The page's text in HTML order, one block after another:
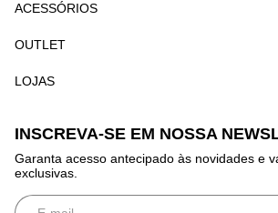
ACESSÓRIOS
OUTLET
LOJAS
INSCREVA-SE EM NOSSA
Garanta acesso antecipado às novidades e
exclusivas.